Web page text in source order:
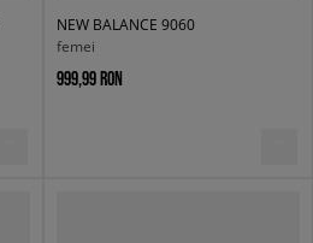
NEW BALANCE 9060
femei
999,99 RON